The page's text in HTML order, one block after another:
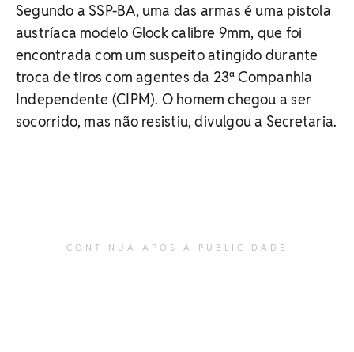
Segundo a SSP-BA, uma das armas é uma pistola
austríaca modelo Glock calibre 9mm, que foi
encontrada com um suspeito atingido durante
troca de tiros com agentes da 23ª Companhia
Independente (CIPM). O homem chegou a ser
socorrido, mas não resistiu, divulgou a Secretaria.
CONTINUA APÓS A PUBLICIDADE